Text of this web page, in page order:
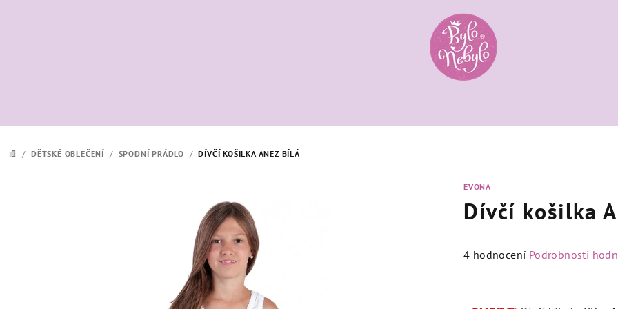
DOMŮ
/ DĚTSKÉ OBLEČENÍ / SPODNÍ PRÁDLO / DÍVČÍ KOŠILKA ANEZ BÍLÁ
EVONA
Dívčí košilka
Průměrné
4 hodnocení Podrobnosti